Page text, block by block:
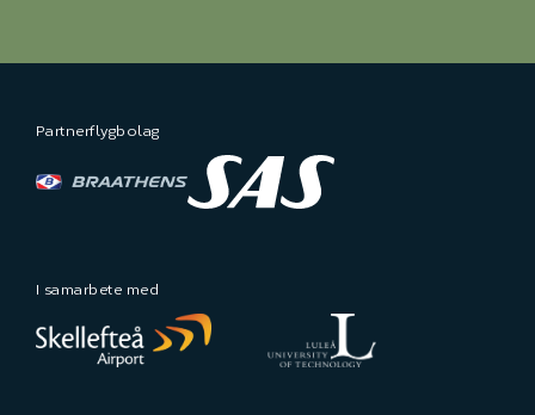
Partnerflygbolag
I samarbete med